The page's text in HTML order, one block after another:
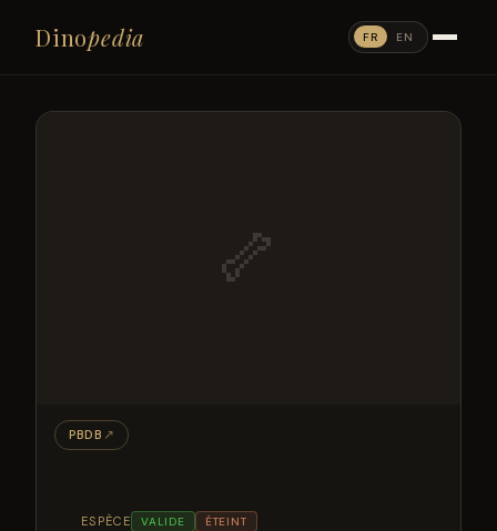
Dinopedia FR EN
ESPÈCE VALIDE ÉTEINT
🦴
PBDB ↗